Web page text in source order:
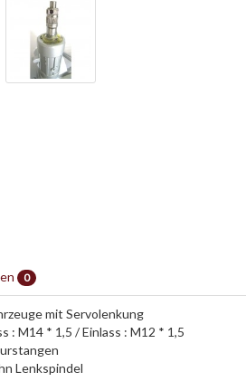
0
mit Servolenkung
: M14 * 1,5 / Einlass : M12 * 1,5
Lenkspindel